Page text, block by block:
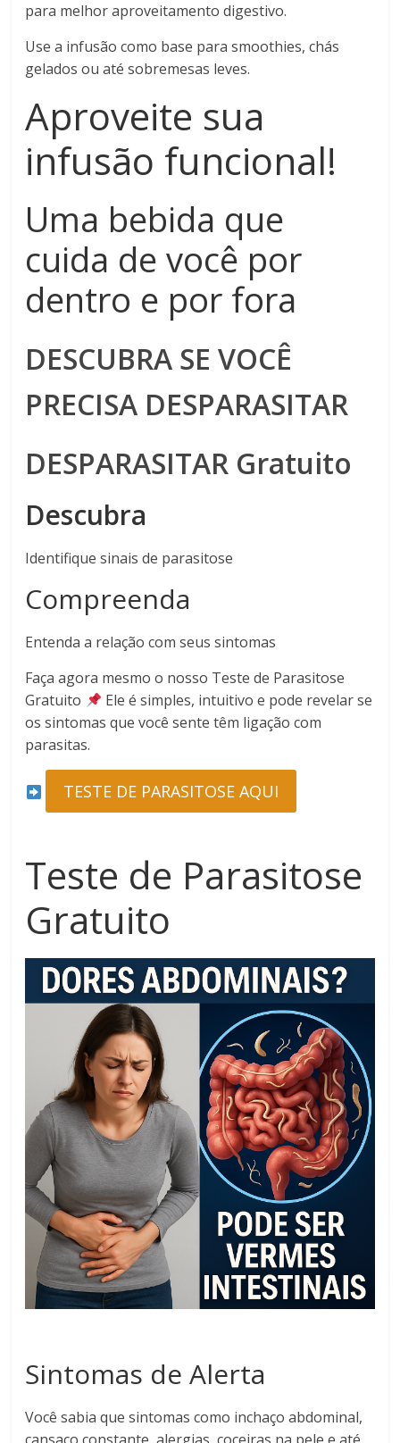
para melhor aproveitamento digestivo.
Use a infusão como base para smoothies, chás
gelados ou até sobremesas leves.
Aproveite sua
infusão funcional!
Uma bebida que
cuida de você por
dentro e por fora
DESCUBRA SE VOCÊ
PRECISA DESPARASITAR
DESPARASITAR Gratuito
Descubra
Identifique sinais de parasitose
Compreenda
Entenda a relação com seus sintomas
Faça agora mesmo o nosso Teste de Parasitose
Gratuito
Ele é simples, intuitivo e pode revelar se
os sintomas que você sente têm ligação com
parasitas.
TESTE DE PARASITOSE AQUI
Teste de Parasitose
Gratuito
Sintomas de Alerta
Você sabia que sintomas como inchaço abdominal,